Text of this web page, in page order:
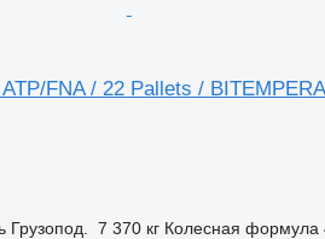
FNA / 22 Pallets /
Грузопод. 7 370 кг Колесная формула